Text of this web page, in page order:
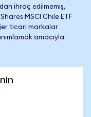
ihraç edilmemiş,
MSCI Chile ETF
ticari markalar
amacıyla